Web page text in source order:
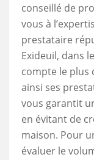
conseillé de
vous à
prestataire
Exideuil, dans
compte le plus
ainsi ses
vous garantit
en évitant de
maison. Pour
évaluer le